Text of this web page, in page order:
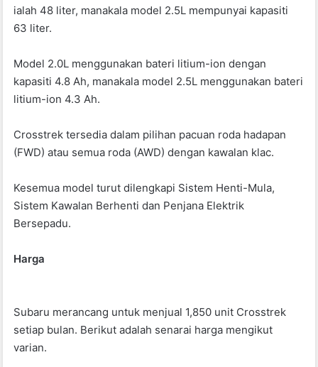
ialah 48 liter, manakala model 2.5L mempunyai kapasiti
63 liter.
Model 2.0L menggunakan bateri litium-ion dengan
kapasiti 4.8 Ah, manakala model 2.5L menggunakan bateri
litium-ion 4.3 Ah.
Crosstrek tersedia dalam pilihan pacuan roda hadapan
(FWD) atau semua roda (AWD) dengan kawalan klac.
Kesemua model turut dilengkapi Sistem Henti-Mula,
Sistem Kawalan Berhenti dan Penjana Elektrik
Bersepadu.
Harga
Subaru merancang untuk menjual 1,850 unit Crosstrek
setiap bulan. Berikut adalah senarai harga mengikut
varian.